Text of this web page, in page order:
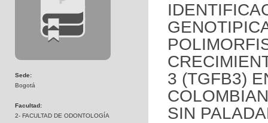
Sede:
Bogotá
Facultad:
2- FACULTAD DE ODONTOLOGÍA
3 (TGFB3)
SIN